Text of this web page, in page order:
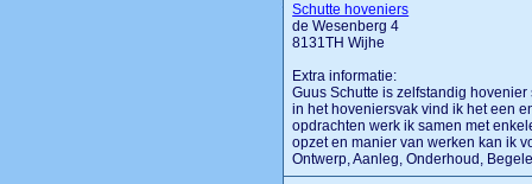
Schutte hoveniers
de Wesenberg 4
8131TH Wijhe
Extra informatie:
Guus Schutte is zelfstandig
in het hoveniersvak vind ik het een
opdrachten werk ik samen met
opzet en manier van werken kan ik
Ontwerp, Aanleg, Onderhoud,